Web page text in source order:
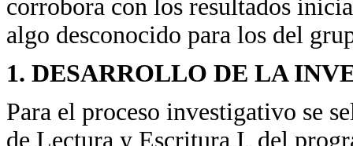
corrobora con los resultados
algo desconocido para los del
1. DESARROLLO DE LA
Para el proceso investigativo se
de Lectura y Escritura I, del